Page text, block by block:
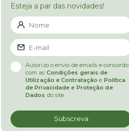
Esteja a par das novidades!
Autorizo o envio de emails e concordo
com as Condições gerais de
Utilização e Contratação e Política
de Privacidade e Proteção de
Dados do site.